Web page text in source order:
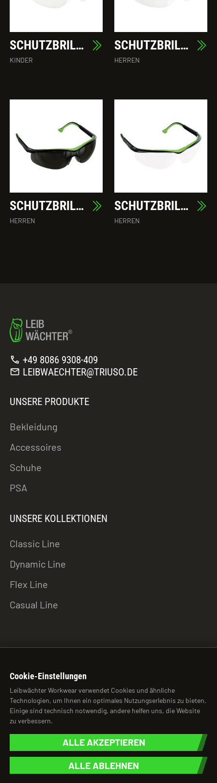
SCHUTZBRILLE PAOLO
KINDER
SCHUTZBRILLE STEFANO
HERREN
SCHUTZBRILLE ALFREDO
HERREN
SCHUTZBRILLE ANDREA
HERREN
call +49 8086 9308-409
mail LEIBWAECHTER@TRIUSO.DE
UNSERE PRODUKTE
Bekleidung
Accessoires
Schuhe
PSA
UNSERE KOLLEKTIONEN
Classic Line
Dynamic Line
Flex Line
Casual Line
© 2026 Leibwächter Workwear
brightness_auto
Datenschutzhinweise
Cookie-Einstellungen
Leibwächter Workwear verwendet Cookies und ähnliche
Technologien, um Ihnen ein optimales Nutzungserlebnis zu bieten.
Einige sind technisch notwendig, andere helfen uns, die Website
zu verbessern.
ALLE AKZEPTIEREN
ALLE ABLEHNEN